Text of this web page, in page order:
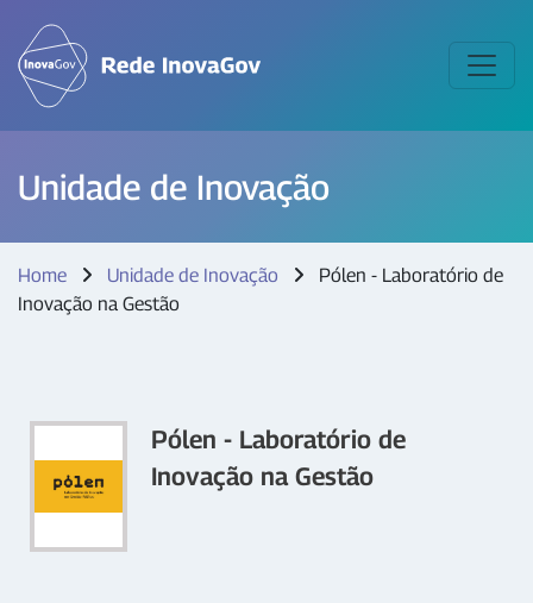
Unidade de Inovação
Home Unidade de Inovação
Pólen - Laboratório de
Inovação na Gestão
Pólen - Laboratório de
Inovação na Gestão